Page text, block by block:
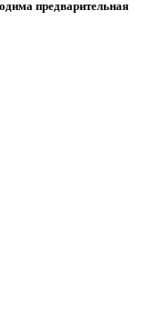
предварительная